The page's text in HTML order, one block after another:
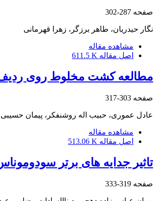
صفحه 287-302
نگار حیدریان، طاهر برزگر، زهرا قهرمانی
مشاهده مقاله
اصل مقاله 611.5 K
مطالعه کشت مخلوط روی
صفحه 303-317
عادل عموری، حبیب اله روشنفکر، پیمان حسیبی
مشاهده مقاله
اصل مقاله 513.06 K
تاثیر جدایه های برتر
صفحه 319-333